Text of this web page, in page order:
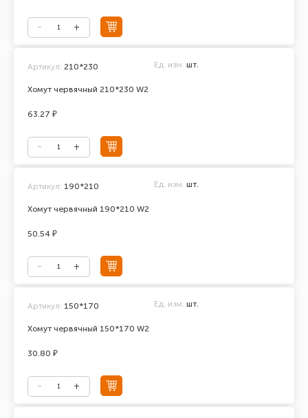
Хомут червячный 210*230 W2
Артикул: 210*230 Ед. изм. шт.
63.27 ₽
Хомут червячный 190*210 W2
Артикул: 190*210 Ед. изм. шт.
50.54 ₽
Хомут червячный 150*170 W2
Артикул: 150*170 Ед. изм. шт.
30.80 ₽